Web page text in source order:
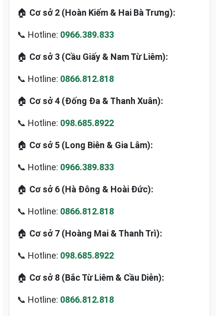
🏠 Cơ sở 2 (Hoàn Kiếm & Hai Bà Trưng):
📞 Hotline: 0966.389.833
🏠 Cơ sở 3 (Cầu Giấy & Nam Từ Liêm):
📞 Hotline: 0866.812.818
🏠 Cơ sở 4 (Đống Đa & Thanh Xuân):
📞 Hotline: 098.685.8922
🏠 Cơ sở 5 (Long Biên & Gia Lâm):
📞 Hotline: 0966.389.833
🏠 Cơ sở 6 (Hà Đông & Hoài Đức):
📞 Hotline: 0866.812.818
🏠 Cơ sở 7 (Hoàng Mai & Thanh Trì):
📞 Hotline: 098.685.8922
🏠 Cơ sở 8 (Bắc Từ Liêm & Cầu Diễn):
📞 Hotline: 0866.812.818